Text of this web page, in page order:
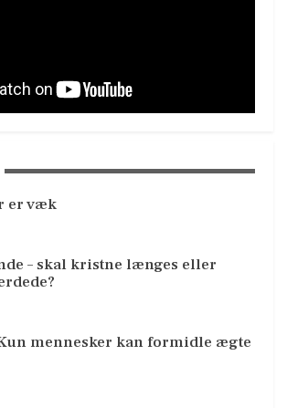
er væk
– skal kristne længes eller
Kun mennesker kan formidle ægte